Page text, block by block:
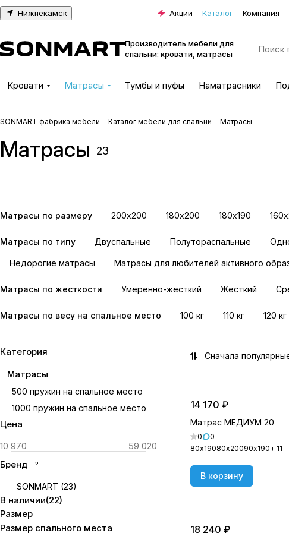
Нижнекамск Акции Каталог Компания
Производитель мебели для
спальни: кровати, матрасы
Кровати Матрасы Тумбы и пуфы Наматрасники
SONMART фабрика мебели Каталог мебели для спальни Матрасы
Матрасы 23
500 пружин на спальное
место
Матрасы по размеру 200х200 180х200 180х190
Матрасы по типу Двуспальные Полутораспальные
Недорогие матрасы Матрасы для любителей активного
Матрасы по жесткости Умеренно-жесткий Жесткий
Матрасы по весу на спальное место 100 кг 110 кг 120 кг
Сначала
14 170 ₽
Матрас МЕДИУМ 20
0
0
80х19080х20090х190+ 11
В корзину
18 240 ₽
Категория
Матрасы
500 пружин на спальное место
1000 пружин на спальное место
Цена
Бренд ?
SONMART (23)
В наличии(22)
Размер
Размер спального места